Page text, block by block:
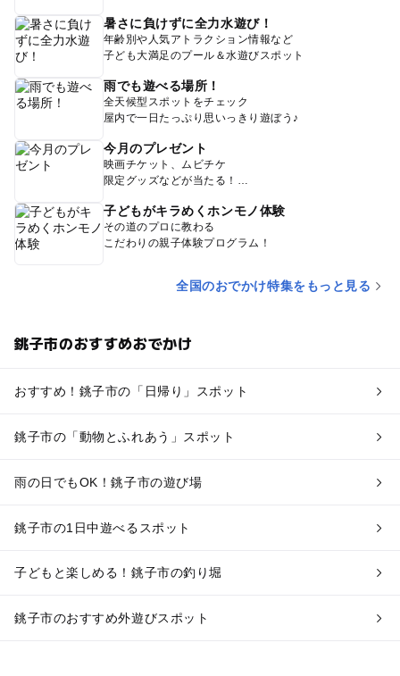
暑さに負けずに全力水遊び！
年齢別や人気アトラクション情報など
子ども大満足のプール＆水遊びスポット
雨でも遊べる場所！
全天候型スポットをチェック
屋内で一日たっぷり思いっきり遊ぼう♪
今月のプレゼント
映画チケット、ムビチケ
限定グッズなどが当たる！
子どもがキラめくホンモノ体験
その道のプロに教わる
こだわりの親子体験プログラム！
全国のおでかけ特集をもっと見る
銚子市のおすすめおでかけ
おすすめ！銚子市の「日帰り」スポット
銚子市の「動物とふれあう」スポット
雨の日でもOK！銚子市の遊び場
銚子市の1日中遊べるスポット
子どもと楽しめる！銚子市の釣り堀
銚子市のおすすめ外遊びスポット